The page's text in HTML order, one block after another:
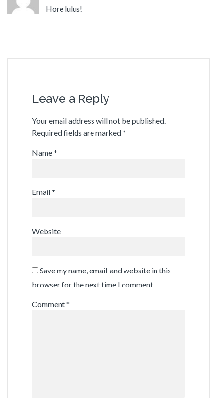
Hore lulus!
Leave a Reply
Your email address will not be published.
Required fields are marked*
Name*
Email*
Website
Save my name, email, and website in this
browser for the next time I comment.
Comment*